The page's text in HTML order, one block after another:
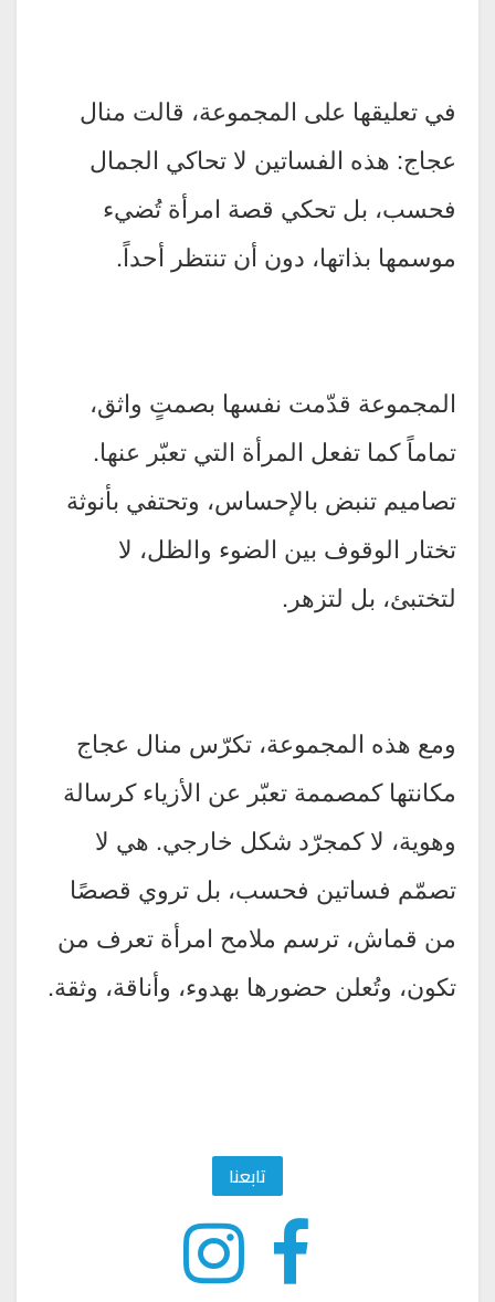
في تعليقها على المجموعة، قالت منال
عجاج: هذه الفساتين لا تحاكي الجمال
فحسب، بل تحكي قصة امرأة تُضيء
موسمها بذاتها، دون أن تنتظر أحداً.
المجموعة قدّمت نفسها بصمتٍ واثق،
تماماً كما تفعل المرأة التي تعبّر عنها.
تصاميم تنبض بالإحساس، وتحتفي بأنوثة
تختار الوقوف بين الضوء والظل، لا
لتختبئ، بل لتزهر.
ومع هذه المجموعة، تكرّس منال عجاج
مكانتها كمصممة تعبّر عن الأزياء كرسالة
وهوية، لا كمجرّد شكل خارجي. هي لا
تصمّم فساتين فحسب، بل تروي قصصًا
من قماش، ترسم ملامح امرأة تعرف من
تكون، وتُعلن حضورها بهدوء، وأناقة، وثقة.
تابعنا